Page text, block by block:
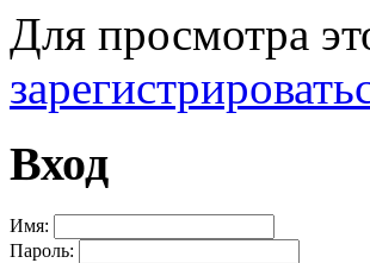
Для просмотра
Вход
Имя:
Пароль: